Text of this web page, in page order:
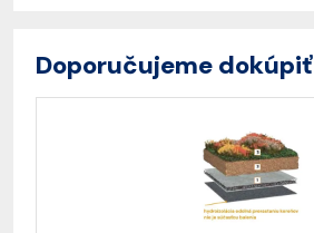
Doporučujeme dokúpiť